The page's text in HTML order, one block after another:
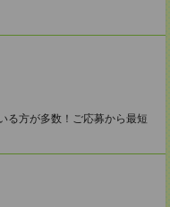
る方が多数！ご応募から最短